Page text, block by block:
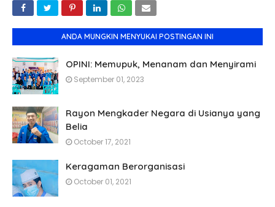
ANDA MUNGKIN MENYUKAI POSTINGAN INI
OPINI: Memupuk, Menanam dan Menyirami
September 01, 2023
Rayon Mengkader Negara di Usianya yang
Belia
October 17, 2021
Keragaman Berorganisasi
October 01, 2021